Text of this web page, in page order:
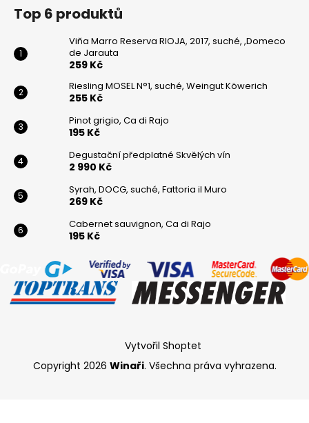
Top 6 produktů
Viňa Marro Reserva RIOJA, 2017, suché, ,Domeco
de Jarauta
259 Kč
Riesling MOSEL N°1, suché, Weingut Köwerich
255 Kč
Pinot grigio, Ca di Rajo
195 Kč
Degustační předplatné Skvělých vín
2 990 Kč
Syrah, DOCG, suché, Fattoria il Muro
269 Kč
Cabernet sauvignon, Ca di Rajo
195 Kč
Vytvořil Shoptet
Copyright 2026 Winaři. Všechna práva vyhrazena.